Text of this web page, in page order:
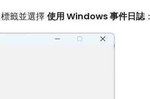
籤並選擇 使用 Windows 事件日誌：